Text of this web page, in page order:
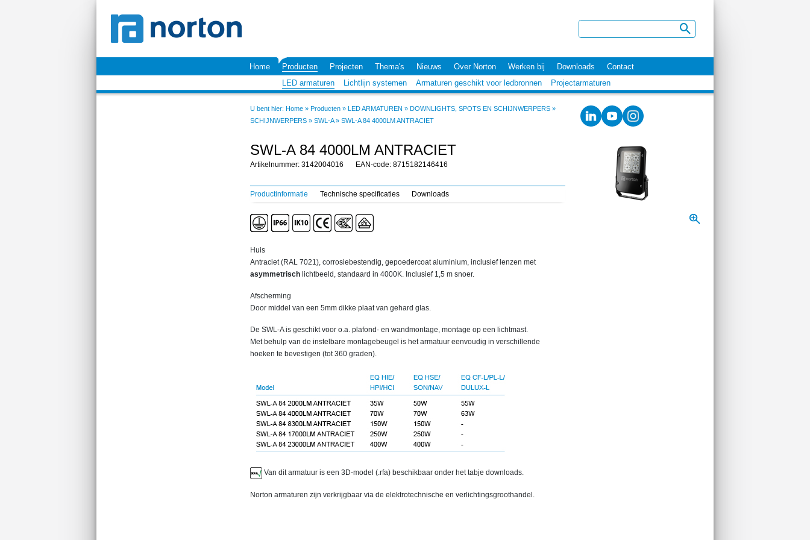
Home Producten Projecten Thema's Nieuws Over Norton Werken bij Downloads
Contact
LED armaturen
Lichtlijn systemen Armaturen geschikt voor ledbronnen Projectarmaturen
U bent hier: Home » Producten » LED ARMATUREN » DOWNLIGHTS, SPOTS EN SCHIJNWERPERS »
SCHIJNWERPERS » SWL-A » SWL-A 84 4000LM ANTRACIET
SWL-A 84 4000LM ANTRACIET
Artikelnummer: 3142004016 EAN-code: 8715182146416
Productinformatie Technische specificaties Downloads
Huis
Antraciet (RAL 7021), corrosiebestendig, gepoedercoat aluminium, inclusief lenzen met
asymmetrisch lichtbeeld, standaard in 4000K. Inclusief 1,5 m snoer.
Afscherming
Door middel van een 5mm dikke plaat van gehard glas.
De SWL-A is geschikt voor o.a. plafond- en wandmontage, montage op een lichtmast.
Met behulp van de instelbare montagebeugel is het armatuur eenvoudig in verschillende
hoeken te bevestigen (tot 360 graden).
Van dit armatuur is een 3D-model (.rfa) beschikbaar onder het tabje downloads.
Norton armaturen zijn verkrijgbaar via de elektrotechnische en verlichtingsgroothandel.